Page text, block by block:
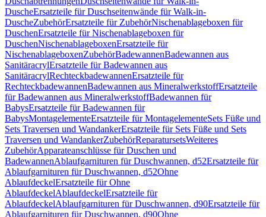
DuscheErsatzteile für Duschseitenwände für Walk-in-
DuscheZubehörErsatzteile für ZubehörNischenablageboxen für
DuschenErsatzteile für Nischenablageboxen für
DuschenNischenablageboxenErsatzteile für
NischenablageboxenZubehörBadewannenBadewannen aus
SanitäracrylErsatzteile für Badewannen aus
SanitäracrylRechteckbadewannenErsatzteile für
RechteckbadewannenBadewannen aus MineralwerkstoffErsatzteile
für Badewannen aus MineralwerkstoffBadewannen für
BabysErsatzteile für Badewannen für
BabysMontagelementeErsatzteile für MontagelementeSets Füße und
Sets Traversen und WandankerErsatzteile für Sets Füße und Sets
Traversen und WandankerZubehörReparatursetsWeiteres
ZubehörApparateanschlüsse für Duschen und
BadewannenAblaufgarnituren für Duschwannen, d52Ersatzteile für
Ablaufgarnituren für Duschwannen, d52Ohne
AblaufdeckelErsatzteile für Ohne
AblaufdeckelAblaufdeckelErsatzteile für
AblaufdeckelAblaufgarnituren für Duschwannen, d90Ersatzteile für
Ablaufgarnituren für Duschwannen, d90Ohne